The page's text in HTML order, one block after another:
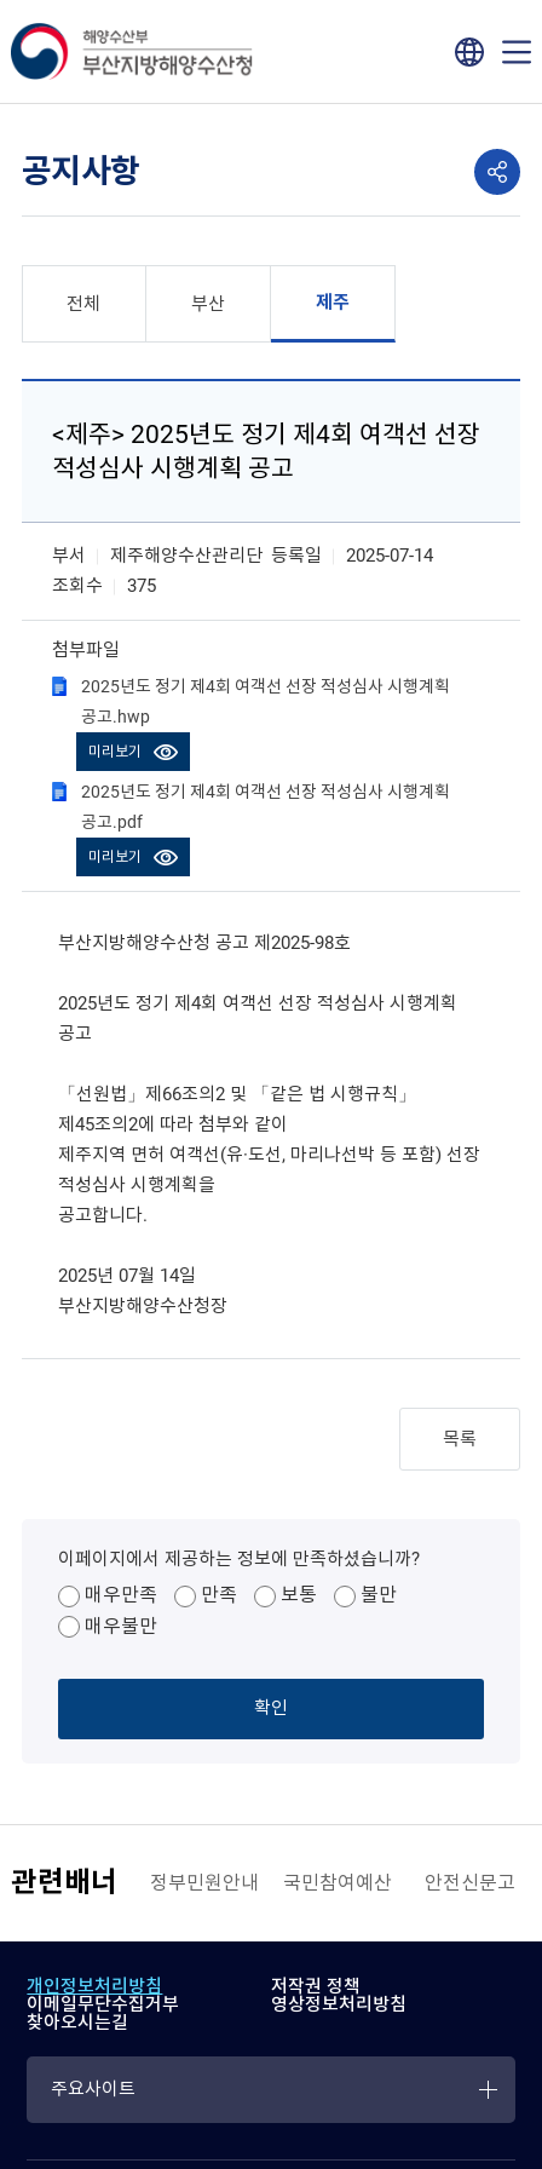
공지사항
전체 부산 제주
<제주> 2025년도 정기 제4회 여객선 선장
적성심사 시행계획 공고
부서 제주해양수산관리단 등록일
2025-07-14
조회수
375
첨부파일
2025년도 정기 제4회 여객선 선장 적성심사 시행계획
공고.hwp
미리보기
2025년도 정기 제4회 여객선 선장 적성심사 시행계획
공고.pdf
미리보기
부산지방해양수산청 공고 제2025-98호
2025년도 정기 제4회 여객선 선장 적성심사 시행계획
공고
「선원법」제66조의2 및 「같은 법 시행규칙」
제45조의2에 따라 첨부와 같이
제주지역 면허 여객선(유·도선, 마리나선박 등 포함) 선장
적성심사 시행계획을
공고합니다.
2025년 07월 14일
부산지방해양수산청장
목록
이페이지에서 제공하는 정보에 만족하셨습니까?
매우만족 만족 보통
불만
매우불만
확인
관련배너
해양수산부 정부민원안내 국민참여예산 안전신문고
개인정보처리방침
저작권 정책
이메일무단수집거부
영상정보처리방침
찾아오시는길
주요사이트